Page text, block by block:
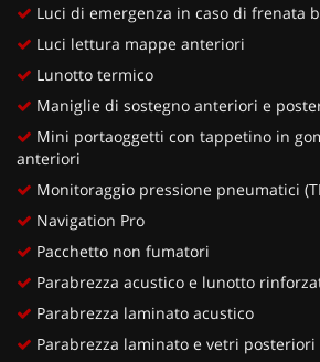
Luci di emergenza in caso di frenata
Luci lettura mappe anteriori
Lunotto termico
Maniglie di sostegno anteriori e
Mini portaoggetti con tappetino in
anteriori
Monitoraggio pressione pneumatici
Navigation Pro
Pacchetto non fumatori
Parabrezza acustico e lunotto
Parabrezza laminato acustico
Parabrezza laminato e vetri